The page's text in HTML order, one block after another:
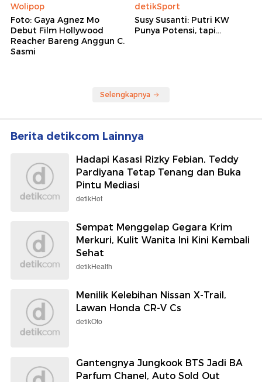
Wolipop
Foto: Gaya Agnez Mo
Debut Film Hollywood
Reacher Bareng Anggun C.
Sasmi
detikSport
Susy Susanti: Putri KW
Punya Potensi, tapi...
Selengkapnya
Berita detikcom Lainnya
Hadapi Kasasi Rizky Febian, Teddy
Pardiyana Tetap Tenang dan Buka
Pintu Mediasi
detikHot
Sempat Menggelap Gegara Krim
Merkuri, Kulit Wanita Ini Kini Kembali
Sehat
detikHealth
Menilik Kelebihan Nissan X-Trail,
Lawan Honda CR-V Cs
detikOto
Gantengnya Jungkook BTS Jadi BA
Parfum Chanel, Auto Sold Out